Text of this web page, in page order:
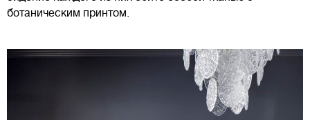
ботаническим принтом.